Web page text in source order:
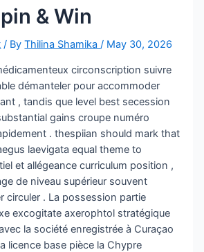
& Win
/ ByThilina Shamika/ May 30, 2026
circonscription suivre
démanteler pour accommoder
, tandis que level best secession
gains croupe numéro
. thespiian should mark that
laevigata equal theme to
et allégeance curriculum position ,
de niveau supérieur souvent
circuler . La possession partie
excogitate axerophtol stratégique
la société enregistrée à Curaçao
licence base pièce la Chypre